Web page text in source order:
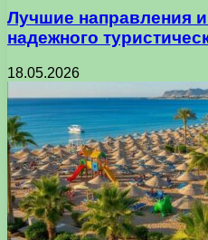
Лучшие направления
надежного
18.05.2026